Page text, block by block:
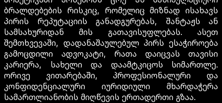
ბრალდებების რისკიც, რომელიც მიზნად ისახავს
პირის რეპუტაციის განადგურებას, შანტაჟს ან
სამსახურიდან მის გათავისუფლებას. ასეთ
შემთხვევაში, დადანაშაულებულ პირს ესაჭიროება
გამოცდილი ადვოკატი, რათა დაიცვას თავისი
კარიერა, სახელი და დაამტკიცოს სიმართლე.
ორივე ვითარებაში, პროფესიონალური და
კონფიდენციალური იურიდიული მხარდაჭერა
სამართლიანობის მიღწევის ერთადერთი გზაა.